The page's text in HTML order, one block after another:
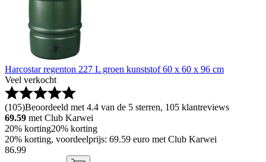
Harcostar regenton 227 L groen kunststof 60 x 60 x 96 cm
Veel verkocht
(105)Beoordeeld met 4.4 van de 5 sterren, 105 klantreviews
69.59 met Club Karwei
20% korting20% korting
20% korting, voordeelprijs: 69.59 euro met Club Karwei
86.99